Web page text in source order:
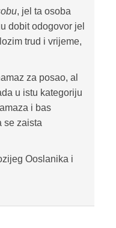
, jel ta osoba
dobit odogovor jel
trud i vrijeme,
za posao, al
u istu kategoriju
i bas
se zaista
Ooslanika i